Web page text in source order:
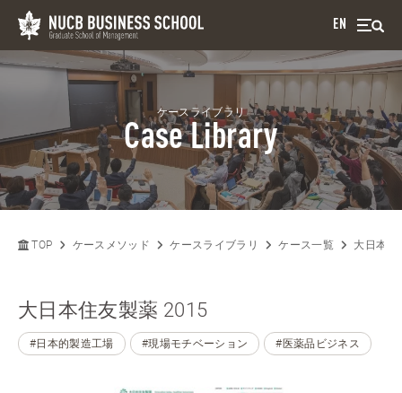
EN
ケースライブラリ
Case Library
TOP ケースメソッド ケースライブラリ ケース一覧 大日本住
大日本住友製薬 2015
#日本的製造工場 #現場モチベーション #医薬品ビジネス